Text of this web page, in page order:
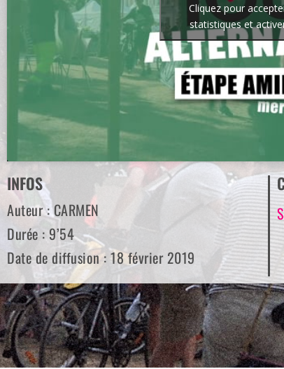
Cliquez pour
statistiques et
INFOS
Auteur : CARMEN
Durée : 9’54
Date de diffusion : 18 février 2019